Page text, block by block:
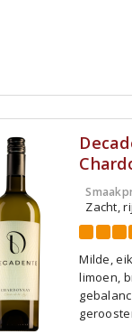
Zacht,
Milde,
limoen,